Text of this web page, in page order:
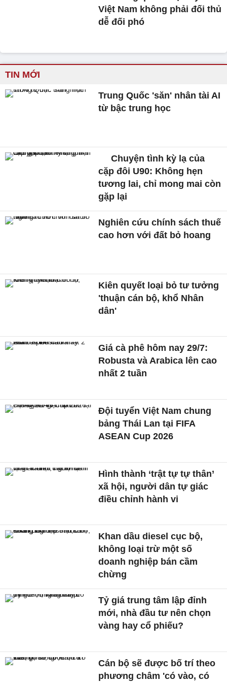
Việt Nam không phải đối thủ
dễ đối phó
TIN MỚI
Trung Quốc 'săn' nhân tài AI
từ bậc trung học
Chuyện tình kỳ lạ của
cặp đôi U90: Không hẹn
tương lai, chỉ mong mai còn
gặp lại
Nghiên cứu chính sách thuế
cao hơn với đất bỏ hoang
Kiên quyết loại bỏ tư tưởng
'thuận cán bộ, khổ Nhân
dân'
Giá cà phê hôm nay 29/7:
Robusta và Arabica lên cao
nhất 2 tuần
Đội tuyển Việt Nam chung
bảng Thái Lan tại FIFA
ASEAN Cup 2026
Hình thành ‘trật tự tự thân’
xã hội, người dân tự giác
điều chỉnh hành vi
Khan dầu diesel cục bộ,
không loại trừ một số
doanh nghiệp bán cầm
chừng
Tỷ giá trung tâm lập đỉnh
mới, nhà đầu tư nên chọn
vàng hay cổ phiếu?
Cán bộ sẽ được bố trí theo
phương châm 'có vào, có